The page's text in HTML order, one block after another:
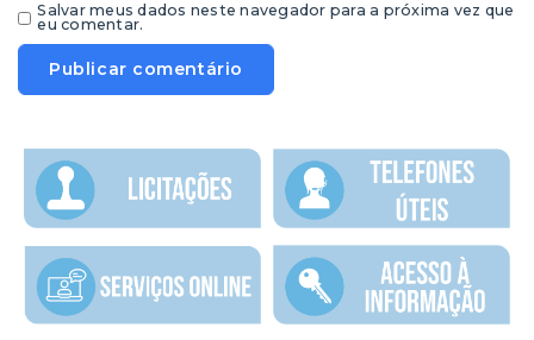
Salvar meus dados neste navegador para a próxima vez que
eu comentar.